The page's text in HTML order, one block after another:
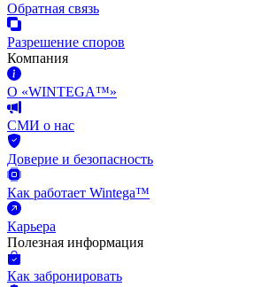
Обратная связь
Разрешение споров
Компания
О «WINTEGA™»
СМИ о нас
Доверие и безопасность
Как работает Wintega™
Карьера
Полезная информация
Как забронировать